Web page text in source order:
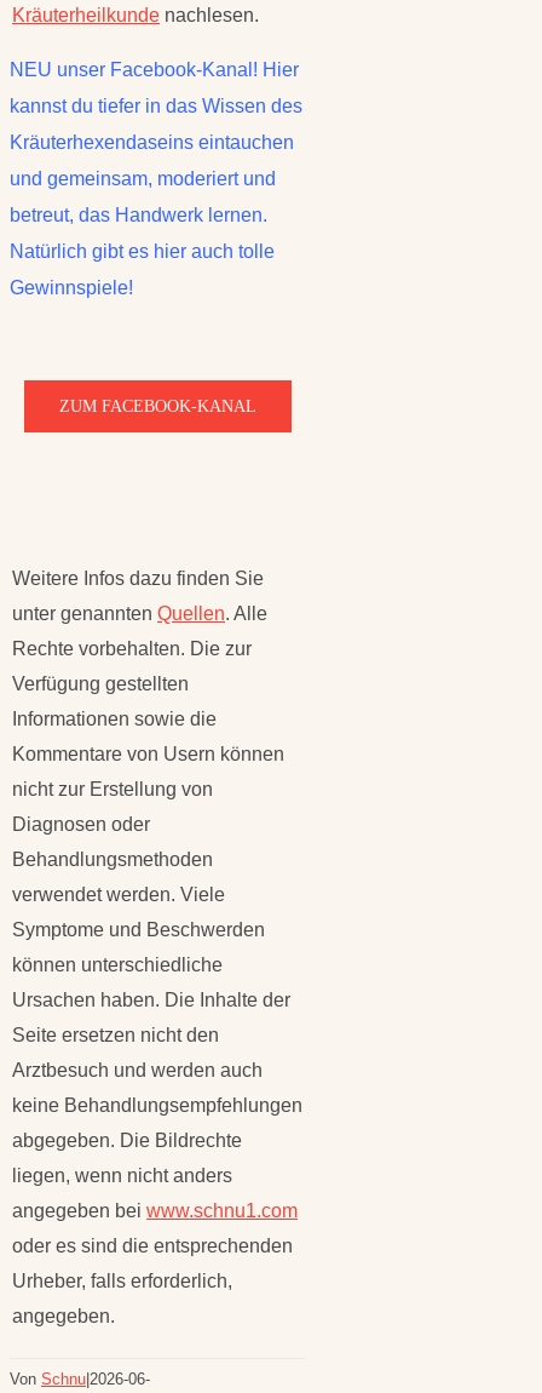
Kräuterheilkunde nachlesen.
NEU unser Facebook-Kanal! Hier
kannst du tiefer in das Wissen des
Kräuterhexendaseins eintauchen
und gemeinsam, moderiert und
betreut, das Handwerk lernen.
Natürlich gibt es hier auch tolle
Gewinnspiele!
ZUM FACEBOOK-KANAL
Weitere Infos dazu finden Sie
unter genannten Quellen. Alle
Rechte vorbehalten. Die zur
Verfügung gestellten
Informationen sowie die
Kommentare von Usern können
nicht zur Erstellung von
Diagnosen oder
Behandlungsmethoden
verwendet werden. Viele
Symptome und Beschwerden
können unterschiedliche
Ursachen haben. Die Inhalte der
Seite ersetzen nicht den
Arztbesuch und werden auch
keine Behandlungsempfehlungen
abgegeben. Die Bildrechte
liegen, wenn nicht anders
angegeben bei www.schnu1.com
oder es sind die entsprechenden
Urheber, falls erforderlich,
angegeben.
Von Schnu 2026-06-